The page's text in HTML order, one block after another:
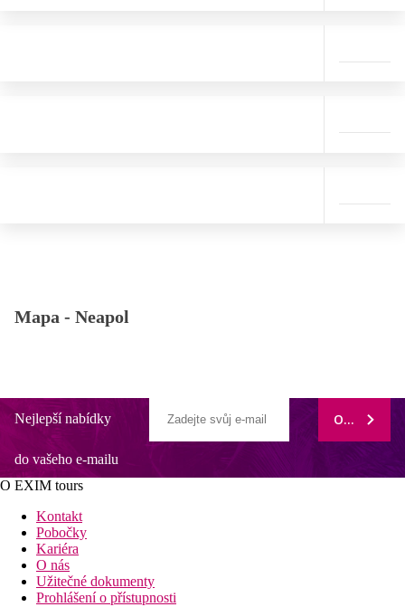
Mapa - Neapol
Nejlepší nabídky
do vašeho e-mailu
ODEBÍRAT
O EXIM tours
Kontakt
Pobočky
Kariéra
O nás
Užitečné dokumenty
Prohlášení o přístupnosti